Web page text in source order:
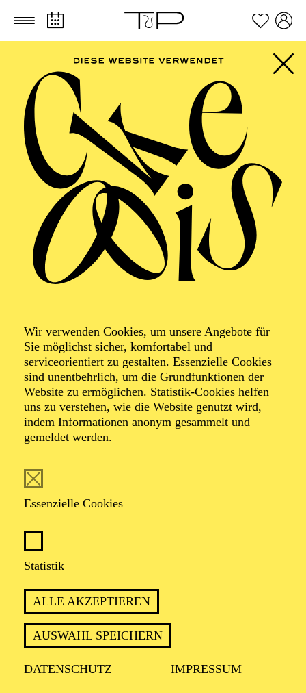
Zum Hauptinhalt springen Zum Footer springen
Wir verwenden Cookies, um unsere Angebote für
Sie möglichst sicher, komfortabel und
serviceorientiert zu gestalten. Essenzielle Cookies
sind unentbehrlich, um die Grundfunktionen der
Website zu ermöglichen. Statistik-Cookies helfen
uns zu verstehen, wie die Website genutzt wird,
indem Informationen anonym gesammelt und
gemeldet werden.
Essenzielle Cookies
Statistik
ALLE AKZEPTIEREN
AUSWAHL SPEICHERN
DATENSCHUTZ IMPRESSUM
AALTO MUSIKTHEATER
La fanciulla del
West
(Das Mädchen aus dem Goldenen
Westen)
Oper in drei Akten von Giacomo Puccini
„WILDWESTOPER“ MIT
FARBENREICHER MUSIK UND
HOLLYWOOD-CHARME